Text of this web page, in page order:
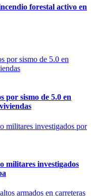
forestal activo en
por sismo de 5.0 en
militares investigados